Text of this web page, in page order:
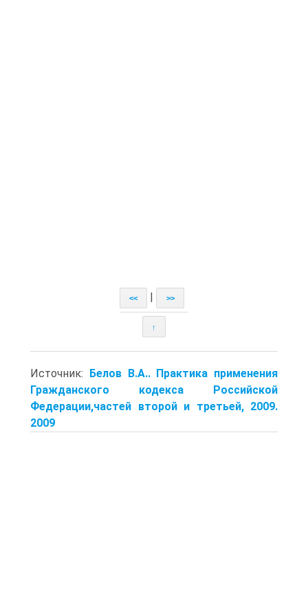
<< >>
↑
Источник: Белов В.А.. Практика применения
Гражданского кодекса Российской
Федерации,частей второй и третьей, 2009.
2009